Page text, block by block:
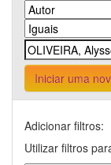
Iniciar uma
Adicionar filtros:
Utilizar filtros